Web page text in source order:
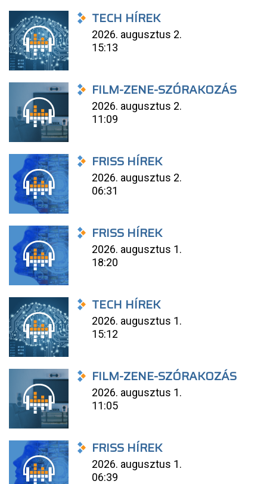
TECH HÍREK
2026. augusztus 2.
15:13
FILM-ZENE-SZÓRAKOZÁS
2026. augusztus 2.
11:09
FRISS HÍREK
2026. augusztus 2.
06:31
FRISS HÍREK
2026. augusztus 1.
18:20
TECH HÍREK
2026. augusztus 1.
15:12
FILM-ZENE-SZÓRAKOZÁS
2026. augusztus 1.
11:05
FRISS HÍREK
2026. augusztus 1.
06:39